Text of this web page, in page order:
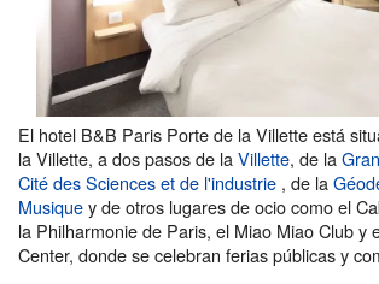
El hotel B&B Paris Porte de la Villette está
la Villette, a dos pasos de laVillette, de la
Cité des Sciences et de l'industrie , de la
Musiquey de otros lugares de ocio como el
la Philharmonie de Paris, el Miao Miao Club y
Center, donde se celebran ferias públicas y